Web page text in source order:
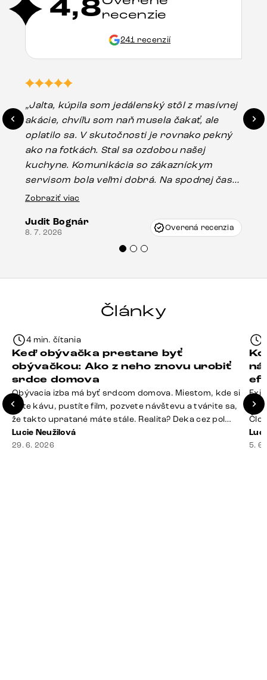
4,8recenzie
241 recenzií
„Jalta, kúpila som jedálenský stôl z masívnej
akácie, chvíľu som naň musela čakať, ale
oplatilo sa. V skutočnosti je rovnako pekný
ako na fotkách. Stal sa ozdobou našej
kuchyne. Komunikácia so zákazníckym
servisom bola veľmi dobrá. Na spodnej časti
stola bolo malé poškodenie, pravdepodobne
Vincze pri riešení mojej záležitosti pristúpili
veľmi korektne. Odporúčam produkty Delife
Zobraziť viac
Judit Bognár
8. 7. 2026 Overená recenzia
Články
4 min. čítania
Keď obývačka prestane byť
obývačkou: Ako z neho znovu urobiť
srdce domova
Obývacia izba má byť srdcom domova. Miestom, kde si
dáte kávu, pustíte film, pozvete návštevu a tvárite sa,
že takto upratané máte stále. Realita? Deka cez pol
sedačky, ovládač záhadne zmizol, konferenčný stolík
slúži ako odkladisko všetkého od účteniek po balzam
Lucie Neužilová
29. 6. 2026
si
5.